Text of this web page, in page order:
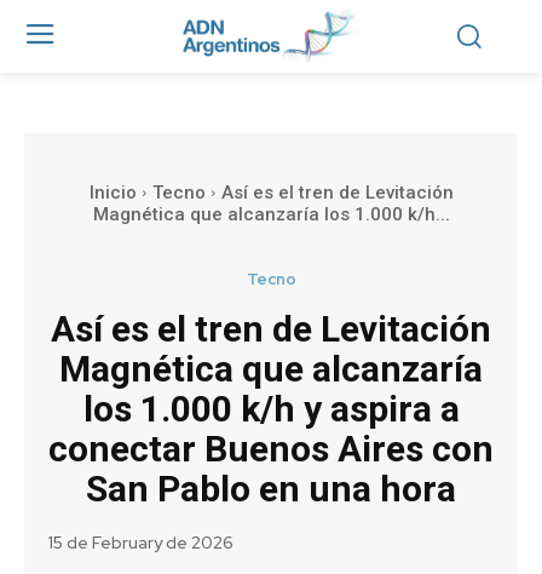
Inicio Tecno
Así es el tren de Levitación
Magnética que alcanzaría los 1.000 k/h...
Tecno
Así es el tren de Levitación
Magnética que alcanzaría
los 1.000 k/h y aspira a
conectar Buenos Aires con
San Pablo en una hora
15 de February de 2026